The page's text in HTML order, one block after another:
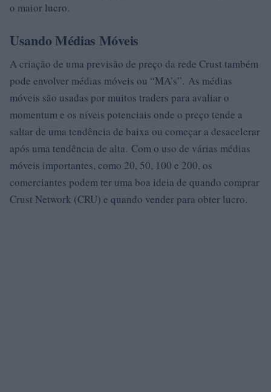
o maior lucro.
Usando Médias Móveis
A criação de uma previsão de preço da rede Crust também
pode envolver médias móveis ou “MA’s”. As médias
móveis são usadas por muitos traders para avaliar o
momentum e os níveis potenciais onde o preço tende a
saltar de uma tendência de baixa ou começar a desacelerar
após uma tendência de alta. Com o uso de várias médias
móveis importantes, como 20, 50, 100 e 200, os
comerciantes podem ter uma boa ideia de quando comprar
Crust Network (CRU) e quando vender para obter lucro.